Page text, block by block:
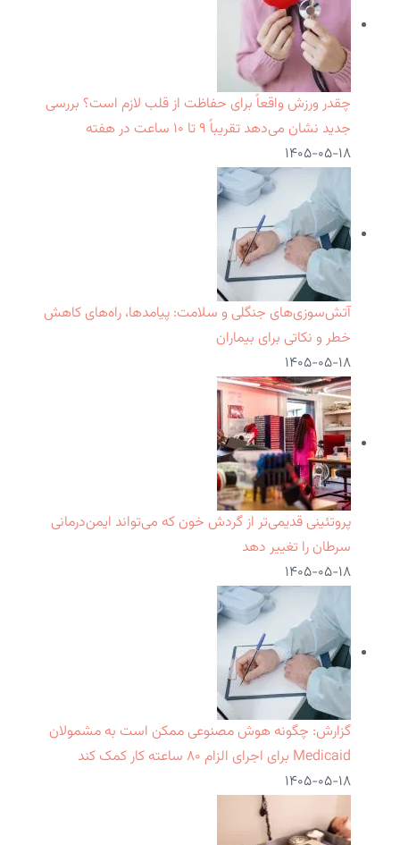
چقدر ورزش واقعاً برای حفاظت از قلب لازم است؟ بررسی
جدید نشان می‌دهد تقریباً ۹ تا ۱۰ ساعت در هفته
۱۴۰۵-۰۵-۱۸
آتش‌سوزی‌های جنگلی و سلامت: پیامدها، راه‌های کاهش
خطر و نکاتی برای بیماران
۱۴۰۵-۰۵-۱۸
پروتئینی قدیمی‌تر از گردش خون که می‌تواند ایمن‌درمانی
سرطان را تغییر دهد
۱۴۰۵-۰۵-۱۸
گزارش: چگونه هوش مصنوعی ممکن است به مشمولان
Medicaid برای اجرای الزام ۸۰ ساعته کار کمک کند
۱۴۰۵-۰۵-۱۸